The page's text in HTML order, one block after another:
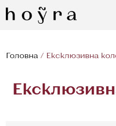
Головна / Ексклюзивна